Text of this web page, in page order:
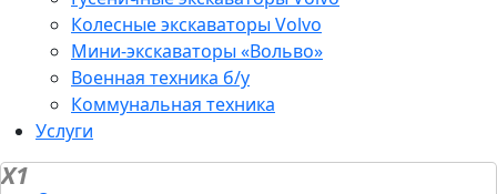
Колесные экскаваторы Volvo
Мини-экскаваторы «Вольво»
Военная техника б/у
Коммунальная техника
Услуги
X1